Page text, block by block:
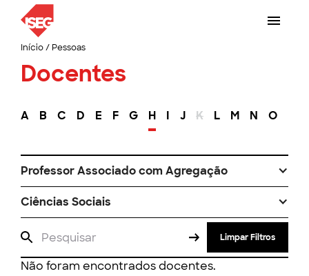
Início/ Pessoas
Docentes
A B C D E F G H I J K L M N O
Professor Associado com Agregação
Ciências Sociais
Limpar Filtros
Não foram encontrados docentes.